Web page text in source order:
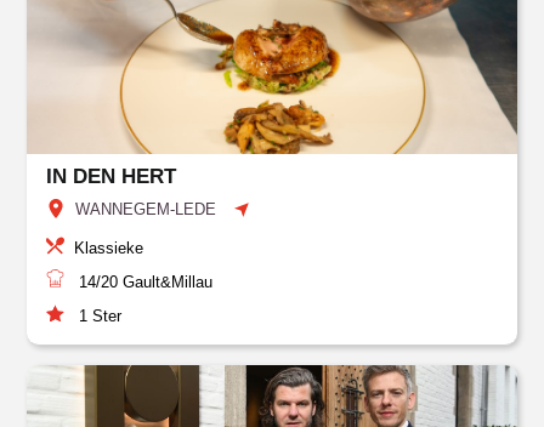
IN DEN HERT
WANNEGEM-LEDE
Klassieke
14/20 Gault&Millau
1 Ster